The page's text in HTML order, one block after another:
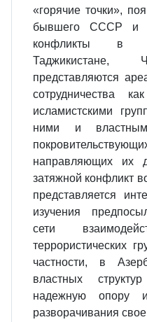
«горячие точки»,
бывшего СССР и
конфликты в
представляются
сотрудничества
исламистскими
ними и
направляющих их
затяжной конфликт
представляется
изучения
сети
террористических
частности, в
властных
надежную опору и
разворачивания